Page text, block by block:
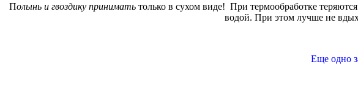
Полынь и гвоздику принимать только в сухом виде! При термообработке
водой. При этом лучше не
Еще одно